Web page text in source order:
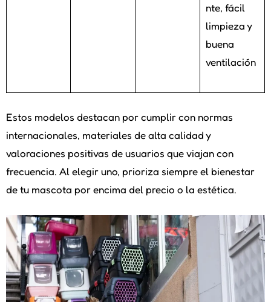
nte, fácil
limpieza y
buena
ventilación
Estos modelos destacan por cumplir con normas
internacionales, materiales de alta calidad y
valoraciones positivas de usuarios que viajan con
frecuencia. Al elegir uno, prioriza siempre el bienestar
de tu mascota por encima del precio o la estética.